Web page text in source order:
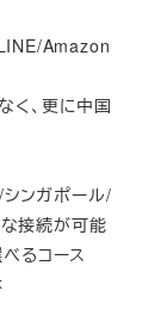
Amazon
く、更に中国
ンガポール/
な接続が可能
るコース